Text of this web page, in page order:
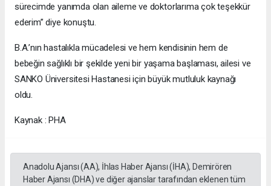
sürecimde yanımda olan aileme ve doktorlarıma çok teşekkür
ederim” diye konuştu.
B.A.’nın hastalıkla mücadelesi ve hem kendisinin hem de
bebeğin sağlıklı bir şekilde yeni bir yaşama başlaması, ailesi ve
SANKO Üniversitesi Hastanesi için büyük mutluluk kaynağı
oldu.
Kaynak : PHA
Anadolu Ajansı (AA), İhlas Haber Ajansı (İHA), Demirören
Haber Ajansı (DHA) ve diğer ajanslar tarafından eklenen tüm